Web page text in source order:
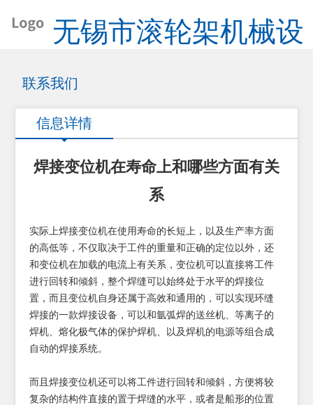
无锡市滚轮架机械设
备厂
联系我们
信息详情
焊接变位机在寿命上和哪些方面有关
系
实际上焊接变位机在使用寿命的长短上，以及生产率方面
的高低等，不仅取决于工件的重量和正确的定位以外，还
和变位机在加载的电流上有关系，变位机可以直接将工件
进行回转和倾斜，整个焊缝可以始终处于水平的焊接位
置，而且变位机自身还属于高效和通用的，可以实现环缝
焊接的一款焊接设备，可以和氩弧焊的送丝机、等离子的
焊机、熔化极气体的保护焊机、以及焊机的电源等组合成
自动的焊接系统。
而且焊接变位机还可以将工件进行回转和倾斜，方便将较
复杂的结构件直接的置于焊缝的水平，或者是船形的位置